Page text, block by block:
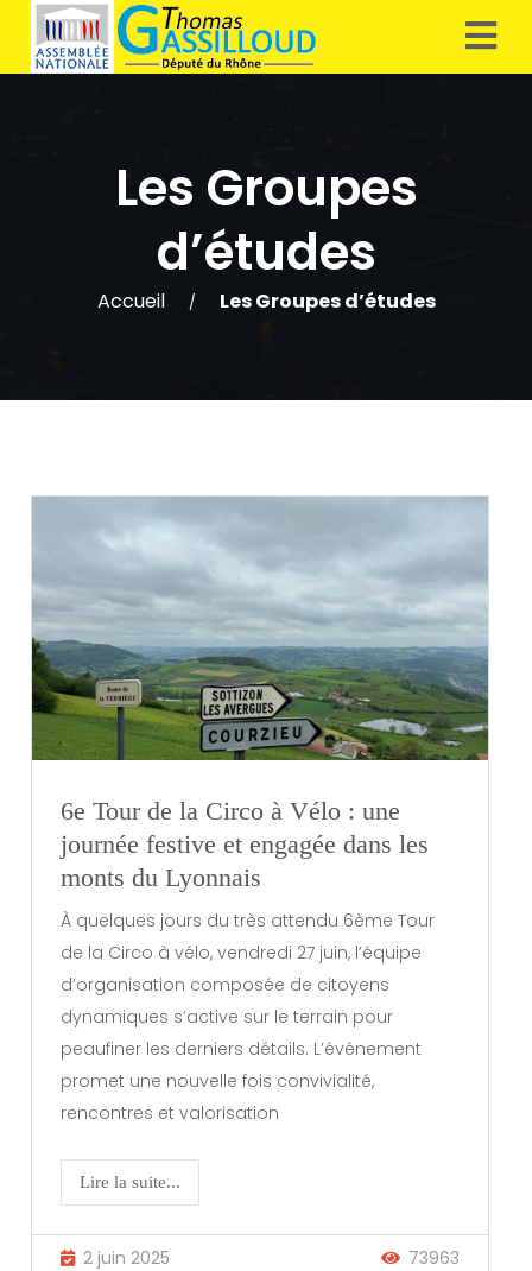
Les Groupes
d’études
Accueil / Les Groupes d’études
6e Tour de la Circo à Vélo : une
journée festive et engagée dans les
monts du Lyonnais
À quelques jours du très attendu 6ème Tour
de la Circo à vélo, vendredi 27 juin, l’équipe
d’organisation composée de citoyens
dynamiques s’active sur le terrain pour
peaufiner les derniers détails. L’événement
promet une nouvelle fois convivialité,
rencontres et valorisation
Lire la suite...
2 juin 2025 73963